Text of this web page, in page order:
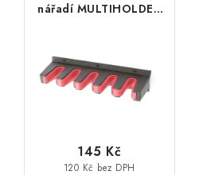
nářadí MULTIHOLDER
120 Kč bez DPH
145 Kč